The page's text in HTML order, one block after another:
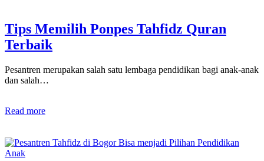
Tips Memilih Ponpes Tahfidz Quran
Terbaik
Pesantren merupakan salah satu lembaga pendidikan bagi anak-anak
dan salah…
Read more